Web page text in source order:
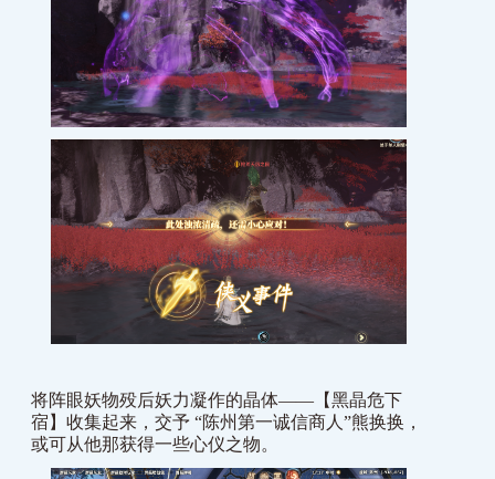
将阵眼妖物殁后妖力凝作的晶体——【黑晶危下
宿】收集起来，交予 “陈州第一诚信商人”熊换换，
或可从他那获得一些心仪之物。